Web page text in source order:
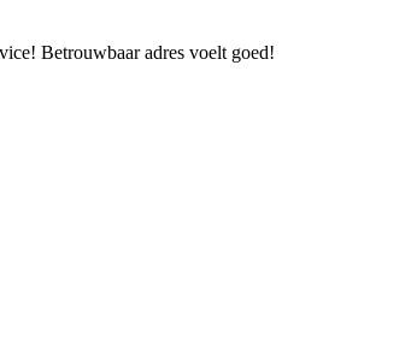
Betrouwbaar adres voelt goed!